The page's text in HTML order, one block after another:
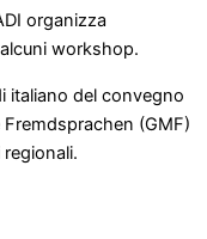
organizza
workshop.
italiano del convegno
(GMF)